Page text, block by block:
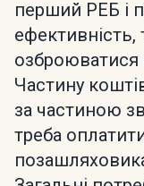
перший РЕБ і
Частину
за частиною
треба